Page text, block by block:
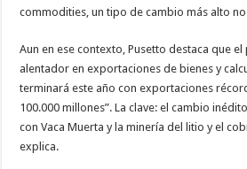
commodities, un tipo de cambio más alto no
Aun en ese contexto, Pusetto destaca que
alentador en exportaciones de bienes y
terminará este año con exportaciones
100.000 millones”. La clave: el cambio
con Vaca Muerta y la minería del litio y el
explica.